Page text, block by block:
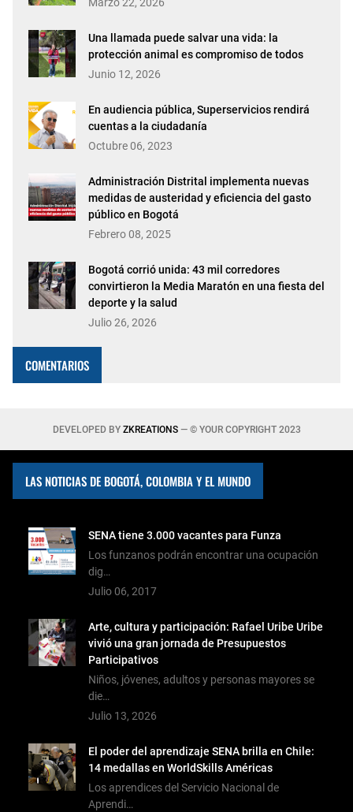
Una llamada puede salvar una vida: la
protección animal es compromiso de todos
Junio 12, 2026
En audiencia pública, Superservicios rendirá
cuentas a la ciudadanía
Octubre 06, 2023
Administración Distrital implementa nuevas
medidas de austeridad y eficiencia del gasto
público en Bogotá
Febrero 08, 2025
Bogotá corrió unida: 43 mil corredores
convirtieron la Media Maratón en una fiesta del
deporte y la salud
Julio 26, 2026
COMENTARIOS
DEVELOPED BY ZKREATIONS— © YOUR COPYRIGHT 2023
LAS NOTICIAS DE BOGOTÁ, COLOMBIA Y EL MUNDO
SENA tiene 3.000 vacantes para Funza
Los funzanos podrán encontrar una ocupación
dig…
Julio 06, 2017
Arte, cultura y participación: Rafael Uribe Uribe
vivió una gran jornada de Presupuestos
Participativos
Niños, jóvenes, adultos y personas mayores se
die…
Julio 13, 2026
El poder del aprendizaje SENA brilla en Chile:
14 medallas en WorldSkills Américas
Los aprendices del Servicio Nacional de
Aprendi…